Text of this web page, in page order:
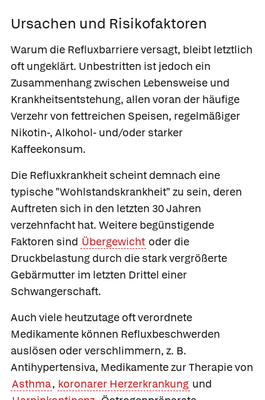
Ursachen und Risikofaktoren
Warum die Refluxbarriere versagt, bleibt letztlich
oft ungeklärt. Unbestritten ist jedoch ein
Zusammenhang zwischen Lebensweise und
Krankheitsentstehung, allen voran der häufige
Verzehr von fettreichen Speisen, regelmäßiger
Nikotin-, Alkohol- und/oder starker
Kaffeekonsum.
Die Refluxkrankheit scheint demnach eine
typische "Wohlstandskrankheit" zu sein, deren
Auftreten sich in den letzten 30 Jahren
verzehnfacht hat. Weitere begünstigende
Faktoren sind Übergewicht oder die
Druckbelastung durch die stark vergrößerte
Gebärmutter im letzten Drittel einer
Schwangerschaft.
Auch viele heutzutage oft verordnete
Medikamente können Refluxbeschwerden
auslösen oder verschlimmern, z. B.
Antihypertensiva, Medikamente zur Therapie von
Asthma, koronarer Herzerkrankung und